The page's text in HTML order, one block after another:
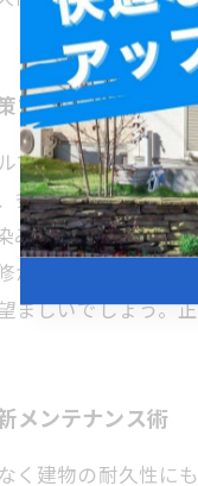
外壁を長持ちさ
であり、その原因
多様な要因が雨染
み部分のパターン
欠かせません。
しいでしょう。
メンテナンス術
く建物の耐久性に